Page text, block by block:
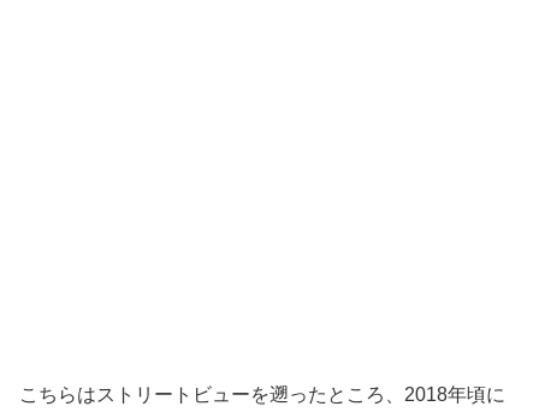
こちらはストリートビューを遡ったところ、2018年頃に